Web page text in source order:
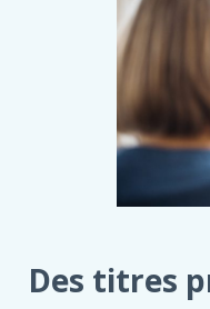
Des titres